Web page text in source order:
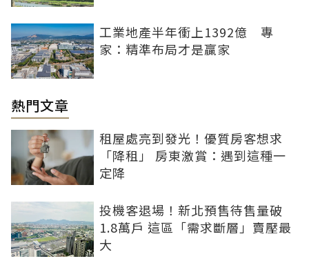
工業地產半年衝上1392億 專
家：精準布局才是贏家
熱門文章
租屋處亮到發光！優質房客想求
「降租」 房東激賞：遇到這種一
定降
投機客退場！新北預售待售量破
1.8萬戶 這區「需求斷層」賣壓最
大